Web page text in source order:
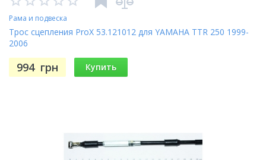
Рама и подвеска
Трос сцепления ProX 53.121012 для YAMAHA TTR 250 1999-
2006
994 грн Купить